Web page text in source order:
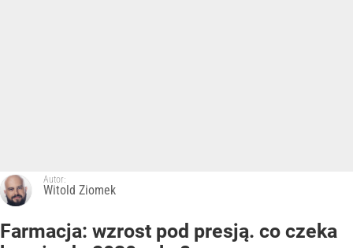
Autor:
Witold Ziomek
Farmacja: wzrost pod presją. co czeka